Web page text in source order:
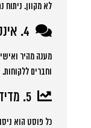
לא מקוון. ניתוח
4. אינטראקציה אמיתית
מענה מהיר
וחברים
5. מדידה ושיפור מתמיד
כל פוסט הוא